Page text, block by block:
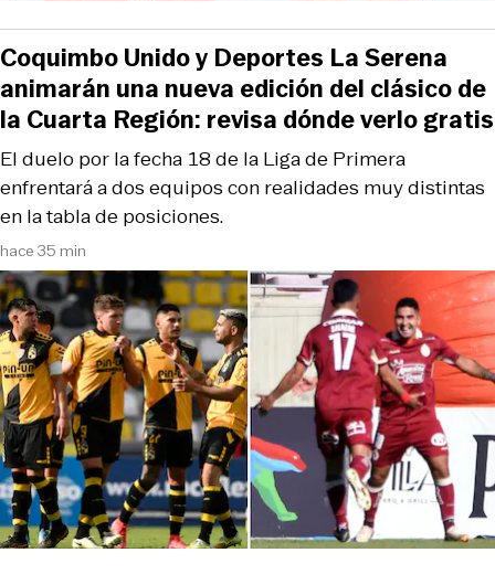
hace 35 min
El duelo por la fecha 18 de la Liga de Primera
enfrentará a dos equipos con realidades muy distintas
en la tabla de posiciones.
Coquimbo Unido y Deportes La Serena
animarán una nueva edición del clásico de
la Cuarta Región: revisa dónde verlo gratis